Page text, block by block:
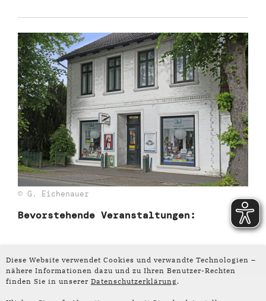
Diese Website verwendet Cookies und verwandte Technologien –
nähere Informationen dazu und zu Ihren Benutzer-Rechten
finden Sie in unserer Datenschutzerklärung.
© G. Eichenauer
Bevorstehende Veranstaltungen: